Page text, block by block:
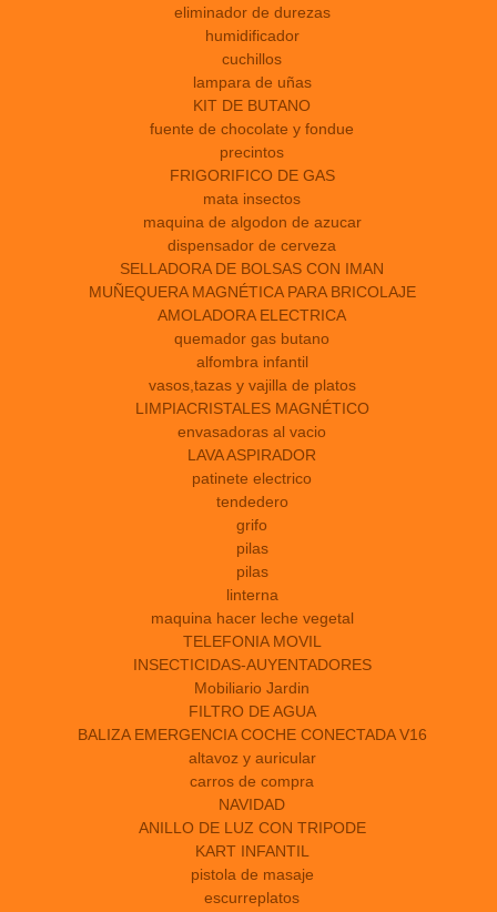
eliminador de durezas
humidificador
cuchillos
lampara de uñas
KIT DE BUTANO
fuente de chocolate y fondue
precintos
FRIGORIFICO DE GAS
mata insectos
maquina de algodon de azucar
dispensador de cerveza
SELLADORA DE BOLSAS CON IMAN
MUÑEQUERA MAGNÉTICA PARA BRICOLAJE
AMOLADORA ELECTRICA
quemador gas butano
alfombra infantil
vasos,tazas y vajilla de platos
LIMPIACRISTALES MAGNÉTICO
envasadoras al vacio
LAVA ASPIRADOR
patinete electrico
tendedero
grifo
pilas
pilas
linterna
maquina hacer leche vegetal
TELEFONIA MOVIL
INSECTICIDAS-AUYENTADORES
Mobiliario Jardin
FILTRO DE AGUA
BALIZA EMERGENCIA COCHE CONECTADA V16
altavoz y auricular
carros de compra
NAVIDAD
ANILLO DE LUZ CON TRIPODE
KART INFANTIL
pistola de masaje
escurreplatos